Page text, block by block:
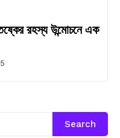
রহস্য উন্মোচনে এক
Search